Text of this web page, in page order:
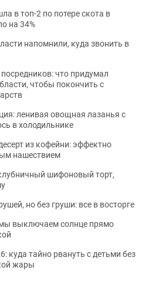
в топ-2 по потере скота в
на 34%
напомнили, куда звонить в
что придумал
чтобы покончить с
ленивая овощная лазанья с
в холодильнике
из кофейни: эффектно
нашествием
шифоновый торт,
но без груши: все в восторге
выключаем солнце прямо
куда тайно рвануть с детьми без
жары